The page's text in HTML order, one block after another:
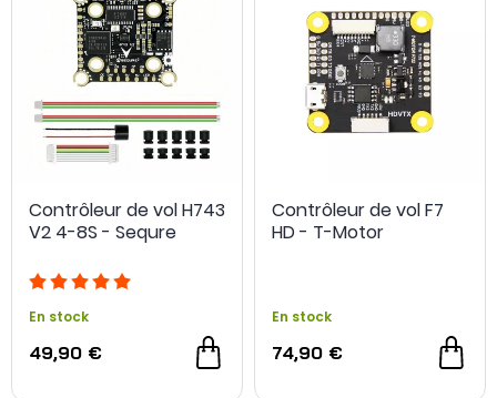
Contrôleur de vol H743
V2 4-8S - Sequre
En stock
49,90 €
Contrôleur de vol F7
HD - T-Motor
En stock
74,90 €